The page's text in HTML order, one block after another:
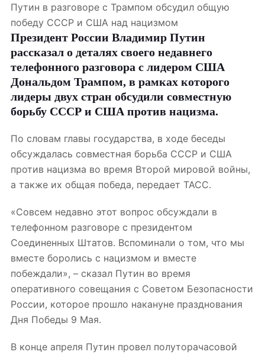
Путин в разговоре с Трампом обсудил общую
победу СССР и США над нацизмом
Президент России Владимир Путин
рассказал о деталях своего недавнего
телефонного разговора с лидером США
Дональдом Трампом, в рамках которого
лидеры двух стран обсудили совместную
борьбу СССР и США против нацизма.
По словам главы государства, в ходе беседы
обсуждалась совместная борьба СССР и США
против нацизма во время Второй мировой войны,
а также их общая победа, передает ТАСС.
«Совсем недавно этот вопрос обсуждали в
телефонном разговоре с президентом
Соединенных Штатов. Вспоминали о том, что мы
вместе боролись с нацизмом и вместе
побеждали», – сказал Путин во время
оперативного совещания с Советом Безопасности
России, которое прошло накануне празднования
Дня Победы 9 Мая.
В конце апреля Путин провел полуторачасовой